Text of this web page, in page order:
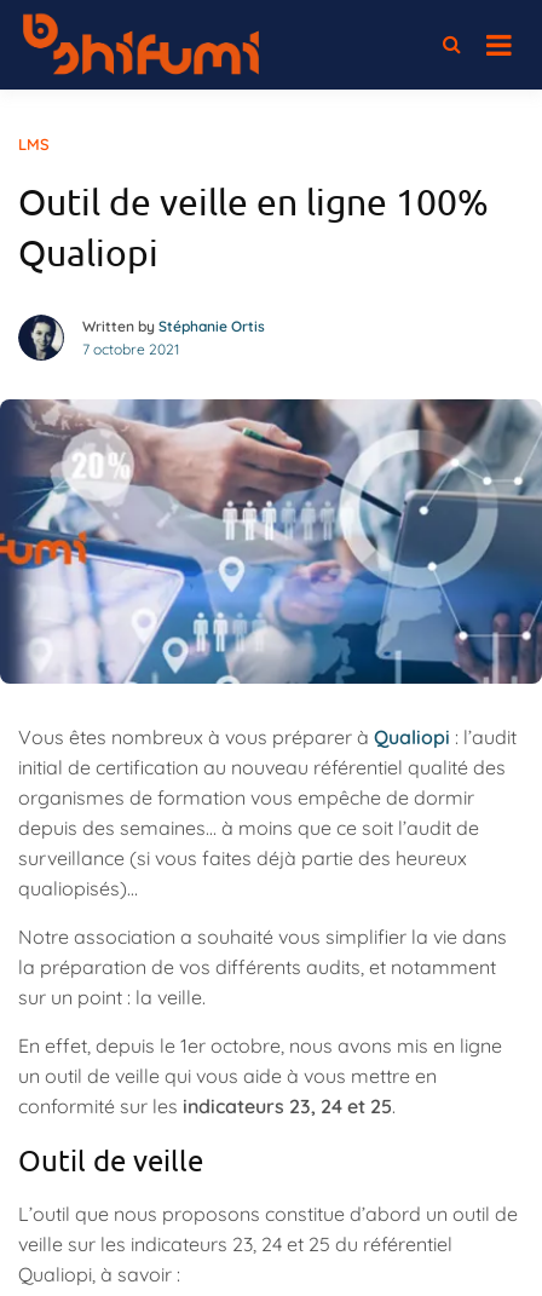
Passer
contenu
L'association 100% elearning
LMS
Outil de veille en ligne 100%
Qualiopi
Written by Stéphanie Ortis
7 octobre 2021
Vous êtes nombreux à vous préparer à Qualiopi : l’audit
initial de certification au nouveau référentiel qualité des
organismes de formation vous empêche de dormir
depuis des semaines… à moins que ce soit l’audit de
surveillance (si vous faites déjà partie des heureux
qualiopisés)…
Notre association a souhaité vous simplifier la vie dans
la préparation de vos différents audits, et notamment
sur un point : la veille.
En effet, depuis le 1er octobre, nous avons mis en ligne
un outil de veille qui vous aide à vous mettre en
conformité sur les indicateurs 23, 24 et 25.
Outil de veille
L’outil que nous proposons constitue d’abord un outil de
veille sur les indicateurs 23, 24 et 25 du référentiel
Qualiopi, à savoir :